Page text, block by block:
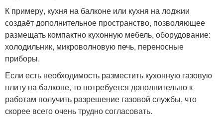
К примеру, кухня на балконе или кухня на лоджии
создаёт дополнительное пространство, позволяющее
размещать компактно кухонную мебель, оборудование:
холодильник, микроволновую печь, переносные
приборы.
Если есть необходимость разместить кухонную газовую
плиту на балконе, то потребуется дополнительно к
работам получить разрешение газовой службы, что
скорее всего очень трудно согласовать.